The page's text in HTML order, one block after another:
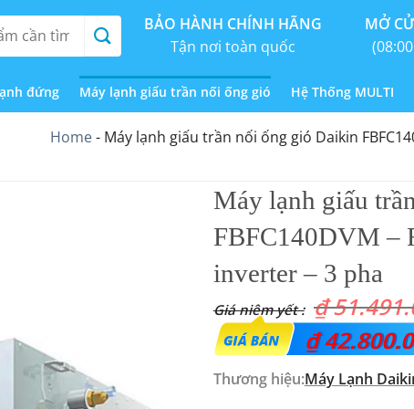
BẢO HÀNH CHÍNH HÃNG
Tận nơi toàn quốc
MỞ
đứng Máy lạnh giấu trần nối ống gió Hệ Thống MULTI
Home- Máy lạnh giấu trần nối ống gió Daikin
Máy lạnh giấu
FBFC140DVM –
inverter – 3 pha
₫
Giá
gốc
₫
Thương hiệu:Máy Lạnh